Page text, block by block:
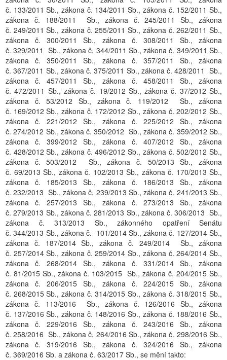
č. 133/2011 Sb., zákona č. 134/2011 Sb., zákona č. 152/2011 Sb.,
zákona č. 188/2011 Sb., zákona č. 245/2011 Sb., zákona
č. 249/2011 Sb., zákona č. 255/2011 Sb., zákona č. 262/2011 Sb.,
zákona č. 300/2011 Sb., zákona č. 308/2011 Sb., zákona
č. 329/2011 Sb., zákona č. 344/2011 Sb., zákona č. 349/2011 Sb.,
zákona č. 350/2011 Sb., zákona č. 357/2011 Sb., zákona
č. 367/2011 Sb., zákona č. 375/2011 Sb., zákona č. 428/2011 Sb.,
zákona č. 457/2011 Sb., zákona č. 458/2011 Sb., zákona
č. 472/2011 Sb., zákona č. 19/2012 Sb., zákona č. 37/2012 Sb.,
zákona č. 53/2012 Sb., zákona č. 119/2012 Sb., zákona
č. 169/2012 Sb., zákona č. 172/2012 Sb., zákona č. 202/2012 Sb.,
zákona č. 221/2012 Sb., zákona č. 225/2012 Sb., zákona
č. 274/2012 Sb., zákona č. 350/2012 Sb., zákona č. 359/2012 Sb.,
zákona č. 399/2012 Sb., zákona č. 407/2012 Sb., zákona
č. 428/2012 Sb., zákona č. 496/2012 Sb., zákona č. 502/2012 Sb.,
zákona č. 503/2012 Sb., zákona č. 50/2013 Sb., zákona
č. 69/2013 Sb., zákona č. 102/2013 Sb., zákona č. 170/2013 Sb.,
zákona č. 185/2013 Sb., zákona č. 186/2013 Sb., zákona
č. 232/2013 Sb., zákona č. 239/2013 Sb., zákona č. 241/2013 Sb.,
zákona č. 257/2013 Sb., zákona č. 273/2013 Sb., zákona
č. 279/2013 Sb., zákona č. 281/2013 Sb., zákona č. 306/2013 Sb.,
zákona č. 313/2013 Sb., zákonného opatření Senátu
č. 344/2013 Sb., zákona č. 101/2014 Sb., zákona č. 127/2014 Sb.,
zákona č. 187/2014 Sb., zákona č. 249/2014 Sb., zákona
č. 257/2014 Sb., zákona č. 259/2014 Sb., zákona č. 264/2014 Sb.,
zákona č. 268/2014 Sb., zákona č. 331/2014 Sb., zákona
č. 81/2015 Sb., zákona č. 103/2015 Sb., zákona č. 204/2015 Sb.,
zákona č. 206/2015 Sb., zákona č. 224/2015 Sb., zákona
č. 268/2015 Sb., zákona č. 314/2015 Sb., zákona č. 318/2015 Sb.,
zákona č. 113/2016 Sb., zákona č. 126/2016 Sb., zákona
č. 137/2016 Sb., zákona č. 148/2016 Sb., zákona č. 188/2016 Sb.,
zákona č. 229/2016 Sb., zákona č. 243/2016 Sb., zákona
č. 258/2016 Sb., zákona č. 264/2016 Sb., zákona č. 298/2016 Sb.,
zákona č. 319/2016 Sb., zákona č. 324/2016 Sb., zákona
č. 369/2016 Sb. a zákona č. 63/2017 Sb., se mění takto: